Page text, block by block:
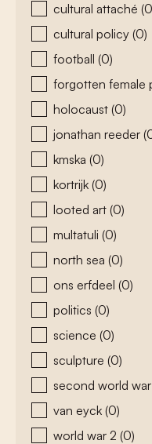
cultural attaché
cultural policy (0)
football (0)
forgotten female
holocaust (0)
jonathan reeder
kmska (0)
kortrijk (0)
looted art (0)
multatuli (0)
north sea (0)
ons erfdeel (0)
politics (0)
science (0)
sculpture (0)
second world war
van eyck (0)
world war 2 (0)